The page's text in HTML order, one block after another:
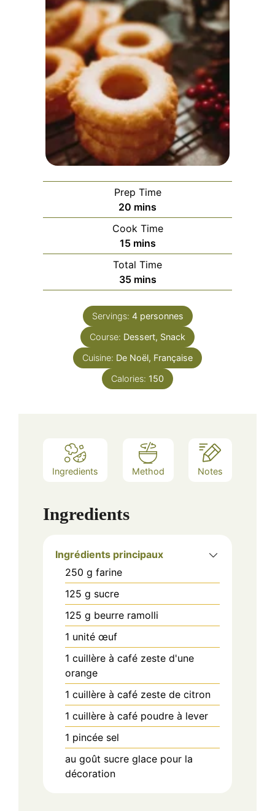
Prep Time
20 minutes
mins
Cook Time
15minutes
mins
Total Time
35minutes
mins
Servings: 4 personnes
Course: Dessert, Snack
Cuisine: De Noël, Française
Calories: 150
Ingredients Method Notes
Ingredients
Ingrédients principaux
250 g farine
125 g sucre
125 g beurre ramolli
1 unité œuf
1 cuillère à café zeste d'une
orange
1 cuillère à café zeste de citron
1 cuillère à café poudre à lever
1 pincée sel
au goût sucre glace pour la
décoration